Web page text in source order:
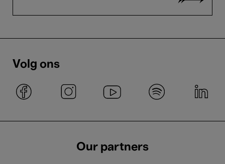
Volg ons
Our partners